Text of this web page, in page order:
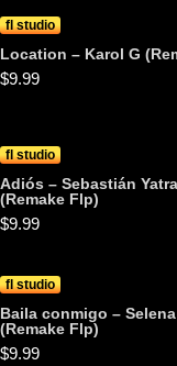
fl studio
Location – Karol G
$9.99
fl studio
Adiós – Sebastián Yatra
(Remake Flp)
$9.99
fl studio
Baila conmigo –
(Remake Flp)
$9.99